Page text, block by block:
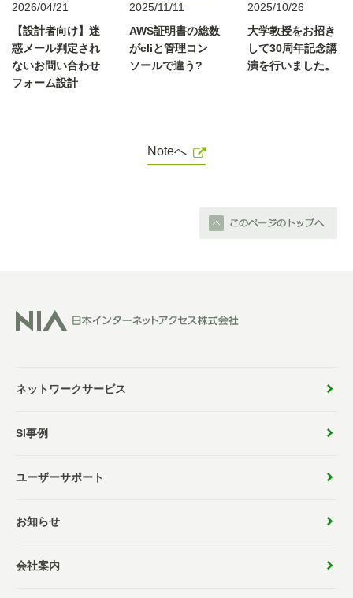
2026/04/21
【設計者向け】迷
惑メール判定され
ないお問い合わせ
フォーム設計
2025/11/11
AWS証明書の総数
がcliと管理コン
ソールで違う?
2025/10/26
大学教授をお招き
して30周年記念講
演を行いました。
Noteへ
ネットワークサービス
SI事例
ユーザーサポート
お知らせ
会社案内